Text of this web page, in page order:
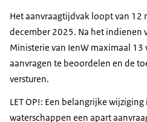
Het aanvraagtijdvak loopt van 12
december 2025. Na het indienen
Ministerie van IenW maximaal 13
aanvragen te beoordelen en de
versturen.
LET OP!: Een belangrijke
waterschappen een apart